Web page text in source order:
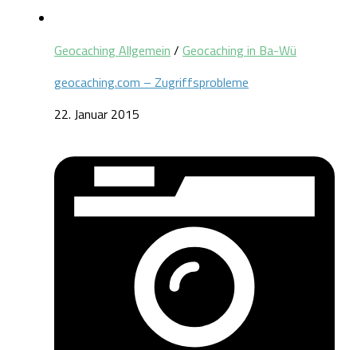
Geocaching Allgemein / Geocaching in Ba-Wü
geocaching.com – Zugriffsprobleme
22. Januar 2015